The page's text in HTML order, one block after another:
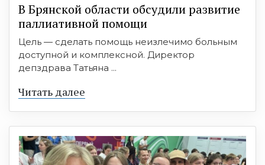
В Брянской области обсудили развитие
паллиативной помощи
Цель — сделать помощь неизлечимо больным
доступной и комплексной. Директор
депздрава Татьяна ...
Читать далее